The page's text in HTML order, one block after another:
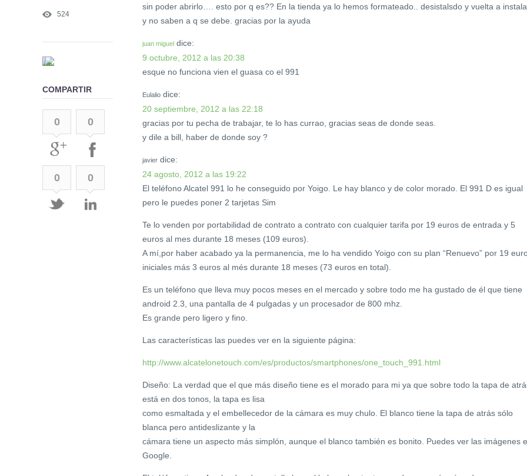
sin poder abrirlo…. esto por q es?? En la tienda ya lo hemos formateado.. desistalsdo y vuelta a
y no saben a q se debe. gracias por la ayuda
juan miguel dice:
9 octubre, 2012 a las 20:38
esque no funciona vien el guasa co el 991
Eulalio dice:
20 septiembre, 2012 a las 22:18
gracias por tu pecha de trabajar, te lo has currao, gracias seas de donde seas.
y dile a bill, haber de donde soy ?
javier dice:
24 agosto, 2012 a las 19:22
El teléfono Alcatel 991 lo he conseguido por Yoigo. Le hay blanco y de color morado. El 991 D es igual
pero le puedes poner 2 tarjetas Sim
Te lo venden por portabilidad de contrato a contrato con cualquier tarifa por 19 euros de entrada y 5
euros al mes durante 18 meses (109 euros).
A mí,por haber acabado ya la permanencia, me lo ha vendido Yoigo con su plan “Renuevo” por 19
iniciales más 3 euros al més durante 18 meses (73 euros en total).
Es un teléfono que lleva muy pocos meses en el mercado y sobre todo me ha gustado de él que tiene
android 2.3, una pantalla de 4 pulgadas y un procesador de 800 mhz.
Es grande pero ligero y fino.
Las características las puedes ver en la siguiente página:
http://www.alcatelonetouch.com/es/productos/smartphones/one_touch_991.html
Diseño: La verdad que el que más diseño tiene es el morado para mi ya que sobre todo la tapa de
está en dos tonos, la tapa es lisa
como esmaltada y el embellecedor de la cámara es muy chulo. El blanco tiene la tapa de atrás sólo
blanca pero antideslizante y la
cámara tiene un aspecto más simplón, aunque el blanco también es bonito. Puedes ver las imágenes
Google.
524
COMPARTIR
0 0
0 0